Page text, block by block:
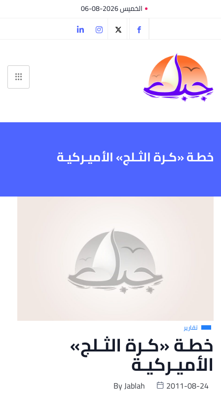
الخميس 2026-08-06
خطـة «كـرة الثـلج» الأميـركيـة
تقارير
خطـة «كـرة الثـلج»
الأميـركيـة
ByJablah
2011-08-24